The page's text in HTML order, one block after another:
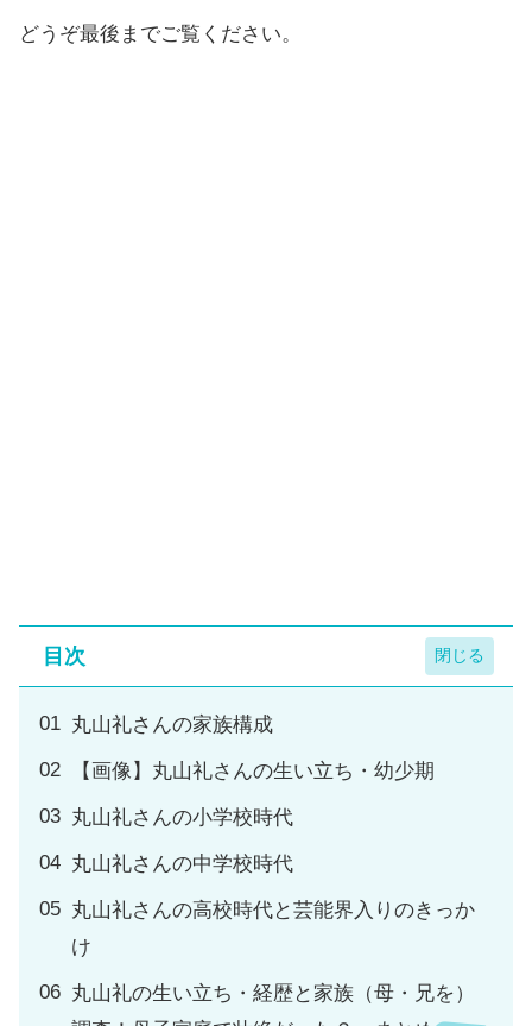
どうぞ最後までご覧ください。
目次
丸山礼さんの家族構成
【画像】丸山礼さんの生い立ち・幼少期
丸山礼さんの小学校時代
丸山礼さんの中学校時代
丸山礼さんの高校時代と芸能界入りのきっか
け
丸山礼の生い立ち・経歴と家族（母・兄を）